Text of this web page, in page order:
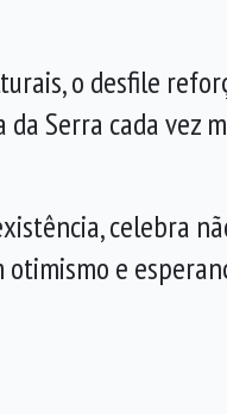
o desfile
Serra cada
celebra
e